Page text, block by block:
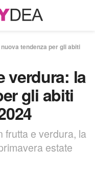
tendenza per gli abiti
verdura: la
gli abiti
frutta e verdura, la
estate